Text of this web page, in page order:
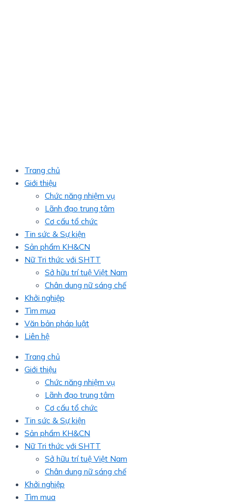
Trang chủ
Giới thiệu
Chức năng nhiệm vụ
Lãnh đạo trung tâm
Cơ cấu tổ chức
Tin sức & Sự kiện
Sản phẩm KH&CN
Nữ Tri thức với SHTT
Sở hữu trí tuệ Việt Nam
Chân dung nữ sáng chế
Khởi nghiệp
Tìm mua
Văn bản pháp luật
Liên hệ
Trang chủ
Giới thiệu
Chức năng nhiệm vụ
Lãnh đạo trung tâm
Cơ cấu tổ chức
Tin sức & Sự kiện
Sản phẩm KH&CN
Nữ Tri thức với SHTT
Sở hữu trí tuệ Việt Nam
Chân dung nữ sáng chế
Khởi nghiệp
Tìm mua